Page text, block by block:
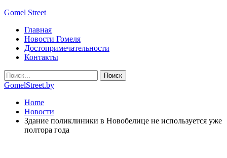
Gomel Street
Главная
Новости Гомеля
Достопримечательности
Контакты
GomelStreet.by
Home
Новости
Здание поликлиники в Новобелице не используется уже
полтора года